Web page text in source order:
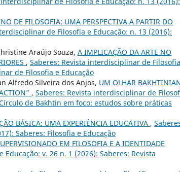
DE FILOSOFIA: UMA PERSPECTIVA A PARTIR DO
de Filosofia e Educação: n. 13 (2016):
Araújo Souza, A IMPLICAÇÃO DA ARTE NO
, Saberes: Revista interdisciplinar de
de Filosofia e Educação
Alfredo Silveira dos Anjos, UM OLHAR
, Saberes: Revista interdisciplinar de
de Bakhtin em foco: estudos sobre práticas
BÁSICA: UMA EXPERIÊNCIA EDUCATIVA ,
Saberes: Filosofia e Educação
EM FILOSOFIA E A IDENTIDADE
v. 26 n. 1 (2026): Saberes: Revista